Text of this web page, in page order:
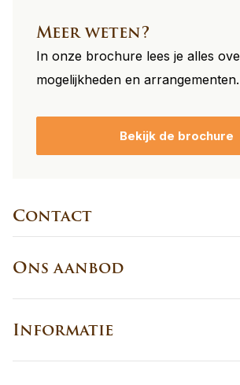
Contact
Ons aanbod
Informatie
Meer weten?
In onze brochure lees je alles
mogelijkheden en arrangementen.
Bekijk de brochure